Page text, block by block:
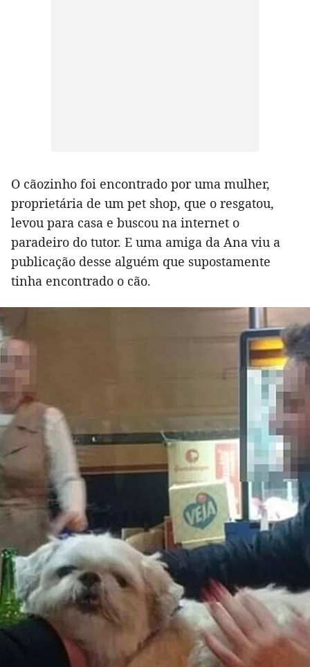
O cãozinho foi encontrado por uma mulher,
proprietária de um pet shop, que o resgatou,
levou para casa e buscou na internet o
paradeiro do tutor. E uma amiga da Ana viu a
publicação desse alguém que supostamente
tinha encontrado o cão.